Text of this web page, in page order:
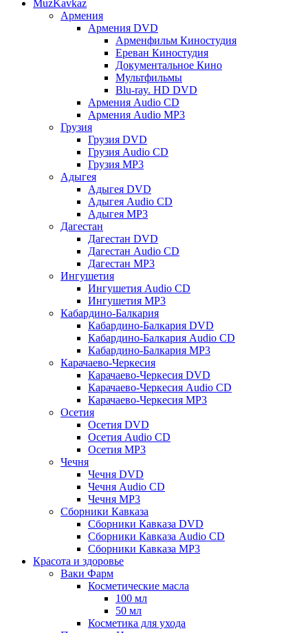
MuzKavkaz
Армения
Армения DVD
Арменфильм Киностудия
Ереван Киностудия
Документальное Кино
Мультфильмы
Blu-ray. HD DVD
Армения Audio CD
Армения Audio MP3
Грузия
Грузия DVD
Грузия Audio CD
Грузия MP3
Адыгея
Адыгея DVD
Адыгея Audio CD
Адыгея MP3
Дагестан
Дагестан DVD
Дагестан Audio CD
Дагестан MP3
Ингушетия
Ингушетия Audio CD
Ингушетия MP3
Кабардино-Балкария
Кабардино-Балкария DVD
Кабардино-Балкария Audio CD
Кабардино-Балкария MP3
Карачаево-Черкесия
Карачаево-Черкесия DVD
Карачаево-Черкесия Audio CD
Карачаево-Черкесия MP3
Осетия
Осетия DVD
Осетия Audio CD
Осетия MP3
Чечня
Чечня DVD
Чечня Audio CD
Чечня MP3
Сборники Кавказа
Сборники Кавказа DVD
Сборники Кавказа Audio CD
Сборники Кавказа MP3
Красота и здоровье
Ваки Фарм
Косметические масла
100 мл
50 мл
Косметика для ухода